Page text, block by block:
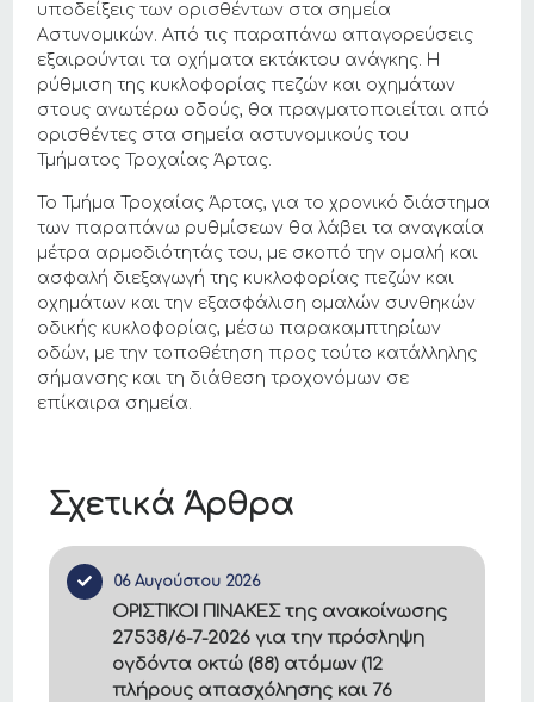
Σχετικά Άρθρα
06 Αυγούστου 2026
ΟΡΙΣΤΙΚΟΙ ΠΙΝΑΚΕΣ της ανακοίνωσης
27538/6-7-2026 για την πρόσληψη
ογδόντα οκτώ (88) ατόμων (12
πλήρους απασχόλησης και 76
υποδείξεις των ορισθέντων στα σημεία
Αστυνομικών. Από τις παραπάνω απαγορεύσεις
εξαιρούνται τα οχήματα εκτάκτου ανάγκης. Η
ρύθμιση της κυκλοφορίας πεζών και οχημάτων
στους ανωτέρω οδούς, θα πραγματοποιείται από
ορισθέντες στα σημεία αστυνομικούς του
Τμήματος Τροχαίας Άρτας.
Το Τμήμα Τροχαίας Άρτας, για το χρονικό διάστημα
των παραπάνω ρυθμίσεων θα λάβει τα αναγκαία
μέτρα αρμοδιότητάς του, με σκοπό την ομαλή και
ασφαλή διεξαγωγή της κυκλοφορίας πεζών και
οχημάτων και την εξασφάλιση ομαλών συνθηκών
οδικής κυκλοφορίας, μέσω παρακαμπτηρίων
οδών, με την τοποθέτηση προς τούτο κατάλληλης
σήμανσης και τη διάθεση τροχονόμων σε
επίκαιρα σημεία.